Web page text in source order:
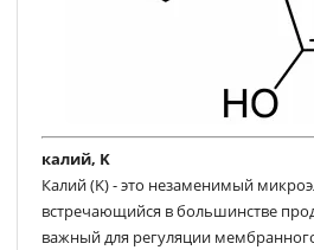
калий, K
Калий (K) - это незаменимый
встречающийся в большинстве
важный для регуляции